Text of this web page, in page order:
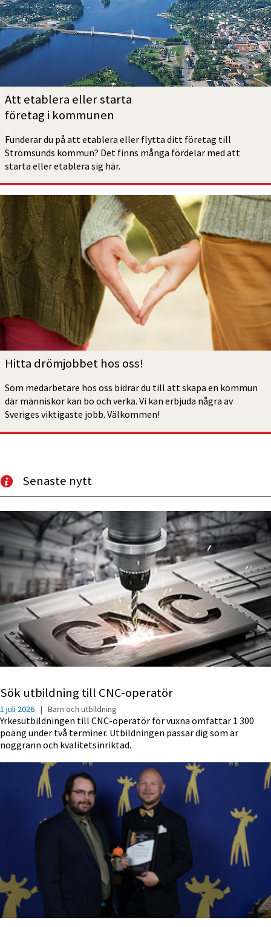
Att etablera eller starta
företag i kommunen
Funderar du på att etablera eller flytta ditt företag till
Strömsunds kommun? Det finns många fördelar med att
starta eller etablera sig här.
Hitta drömjobbet hos oss!
Som medarbetare hos oss bidrar du till att skapa en kommun
där människor kan bo och verka. Vi kan erbjuda några av
Sveriges viktigaste jobb. Välkommen!
Senaste nytt
Sök utbildning till CNC-operatör
1 juli 2026 | Barn och utbildning
Yrkesutbildningen till CNC-operatör för vuxna omfattar 1 300
poäng under två terminer. Utbildningen passar dig som är
noggrann och kvalitetsinriktad.